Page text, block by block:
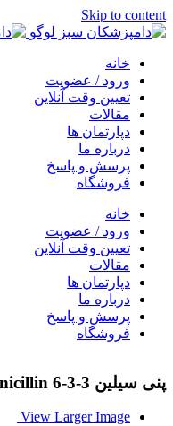
Skip to content
خانه
ورود / عضویت
تعیین وقت آنلاین
مقالات
دپارتمان ها
درباره ما
پرسش و پاسخ
فروشگاه
خانه
ورود / عضویت
تعیین وقت آنلاین
مقالات
دپارتمان ها
درباره ما
پرسش و پاسخ
فروشگاه
پنی سیلین Penicillin 6-3-3
View Larger Image